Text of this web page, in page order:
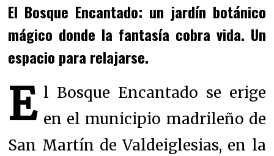
El Bosque Encantado: un jardín botánico
mágico donde la fantasía cobra vida. Un
espacio para relajarse.
E l Bosque Encantado se erige
en el municipio madrileño de
San Martín de Valdeiglesias, en la